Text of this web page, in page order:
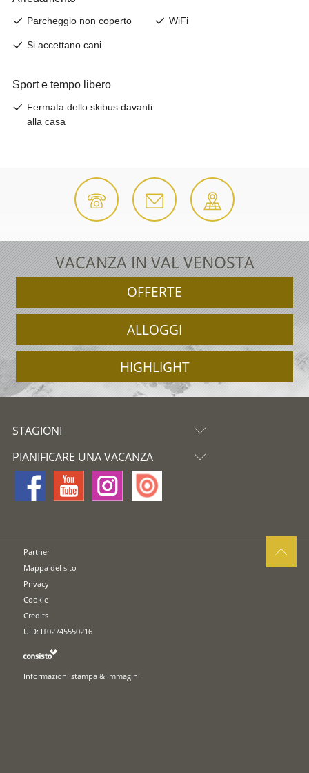
VACANZA IN VAL VENOSTA
OFFERTE
ALLOGGI
HIGHLIGHT
STAGIONI
PIANIFICARE UNA VACANZA
Partner
Mappa del sito
Privacy
Cookie
Credits
UID: IT02745550216
Informazioni stampa & immagini